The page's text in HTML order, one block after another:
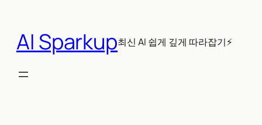
AI Sparkup최신 AI 쉽게 깊게 따라잡기⚡